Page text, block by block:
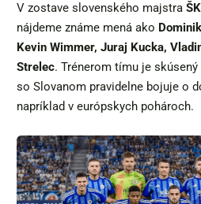
V zostave slovenského majstra
nájdeme známe mená ako
Kevin Wimmer, Juraj Kucka,
Strelec. Trénerom tímu je skúsený
so Slovanom pravidelne bojuje o
napríklad v európskych pohároch.